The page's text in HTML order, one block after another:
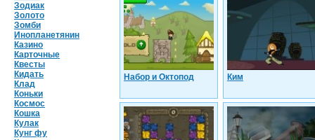
Зодиак
Золото
Зомби
Инопланетянин
Казино
Карточные
Квесты
Кидать
Клад
Коньки
Космос
Кошка
Кулак
Кунг фу
Набор и Октопод Ким